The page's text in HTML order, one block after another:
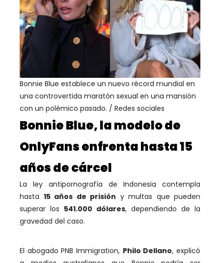
Bonnie Blue establece un nuevo récord mundial en
una controvertida maratón sexual en una mansión
con un polémico pasado. / Redes sociales
Bonnie Blue, la modelo de
OnlyFans enfrenta hasta 15
años de cárcel
La ley antipornografía de Indonesia contempla
hasta 15 años de prisión y multas que pueden
superar los 541.000 dólares, dependiendo de la
gravedad del caso.
El abogado PNB Immigration, Philo Dellano, explicó